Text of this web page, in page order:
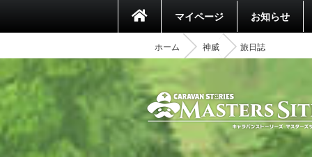
マイページ お知らせ
ホーム 神威 旅日誌